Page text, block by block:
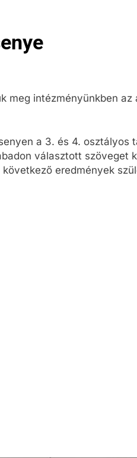
meg intézményünkben az
a 3. és 4. osztályos
választott szöveget
eredmények